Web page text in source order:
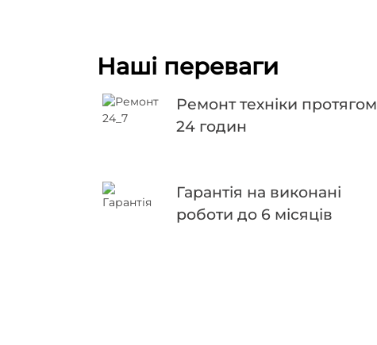
Наші переваги
Ремонт техніки протягом
24 годин
Гарантія на виконані
роботи до 6 місяців